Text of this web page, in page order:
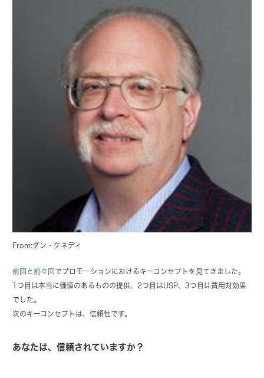
From:ダン・ケネディ
前回 と前々回 でプロモーションにおけるキーコンセプトを見てきました。
1つ目は本当に価値のあるものの提供、2つ目はUSP、3つ目は費用対効果
でした。
次のキーコンセプトは、信頼性です。
あなたは、信頼されていますか？